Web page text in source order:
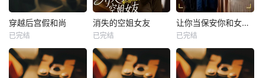
热播
未知
穿越后宫假和尚
已完结
热播
未知
消失的空姐女友
已完结
热播
未知
让你当保安你和女业主谈恋爱
已完结